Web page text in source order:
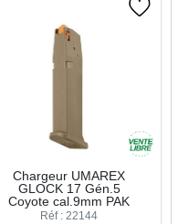
Chargeur UMAREX
GLOCK 17 Gén.5
Coyote cal.9mm PAK
Réf : 22144